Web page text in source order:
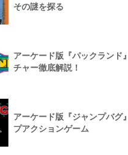
その謎を探る
アーケード版『パックランド
チャー徹底解説！
アーケード版『ジャンプバグ
プアクションゲーム